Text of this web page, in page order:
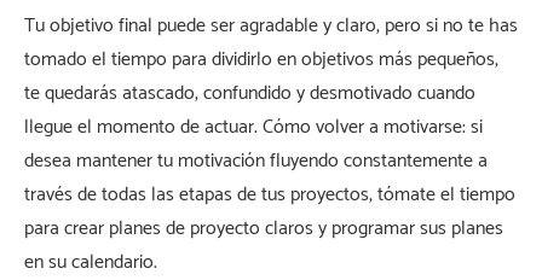
Tu objetivo final puede ser agradable y claro, pero si no te has
tomado el tiempo para dividirlo en objetivos más pequeños,
te quedarás atascado, confundido y desmotivado cuando
llegue el momento de actuar. Cómo volver a motivarse: si
desea mantener tu motivación fluyendo constantemente a
través de todas las etapas de tus proyectos, tómate el tiempo
para crear planes de proyecto claros y programar sus planes
en su calendario.